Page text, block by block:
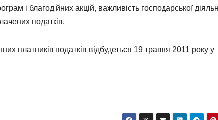
і благодійних акцій, важливість господарської
податків.
платників податків відбудеться 19 травня 2011 року у